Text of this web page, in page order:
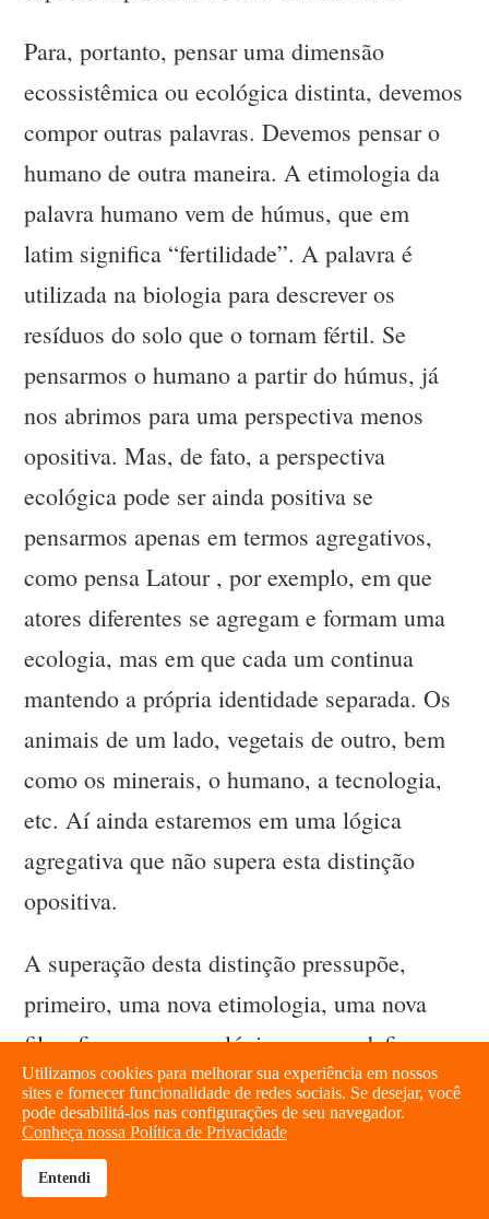
Para, portanto, pensar uma dimensão
ecossistêmica ou ecológica distinta, devemos
compor outras palavras. Devemos pensar o
humano de outra maneira. A etimologia da
palavra humano vem de húmus, que em
latim significa “fertilidade”. A palavra é
utilizada na biologia para descrever os
resíduos do solo que o tornam fértil. Se
pensarmos o humano a partir do húmus, já
nos abrimos para uma perspectiva menos
opositiva. Mas, de fato, a perspectiva
ecológica pode ser ainda positiva se
pensarmos apenas em termos agregativos,
como pensa Latour , por exemplo, em que
atores diferentes se agregam e formam uma
ecologia, mas em que cada um continua
mantendo a própria identidade separada. Os
animais de um lado, vegetais de outro, bem
como os minerais, o humano, a tecnologia,
etc. Aí ainda estaremos em uma lógica
agregativa que não supera esta distinção
opositiva.
A superação desta distinção pressupõe,
primeiro, uma nova etimologia, uma nova
filosofia e uma nova lógica que eu defino
como “lógica conectiva”. Esta é de uma
complexidade em que cada elemento não
existe em si, mas encontra a própria
dimensão a partir da conexão com os
brightness_high
Utilizamos cookies para melhorar sua experiência em nossos
sites e fornecer funcionalidade de redes sociais. Se desejar, você
pode desabilitá-los nas configurações de seu navegador.
Conheça nossa Política de Privacidade
Entendi